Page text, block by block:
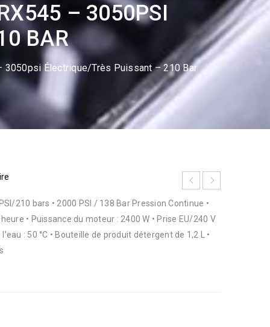
– 3050PSI
BAR
3050psi Électrique/Très Puissant – 210 Bar
210 bars • 2000 PSI / 138 Bar Pression Continue •
• Puissance du moteur : 2400 W • Prise EU/240 V
: 50 °C • Bouteille de produit détergent de 1,2 L •